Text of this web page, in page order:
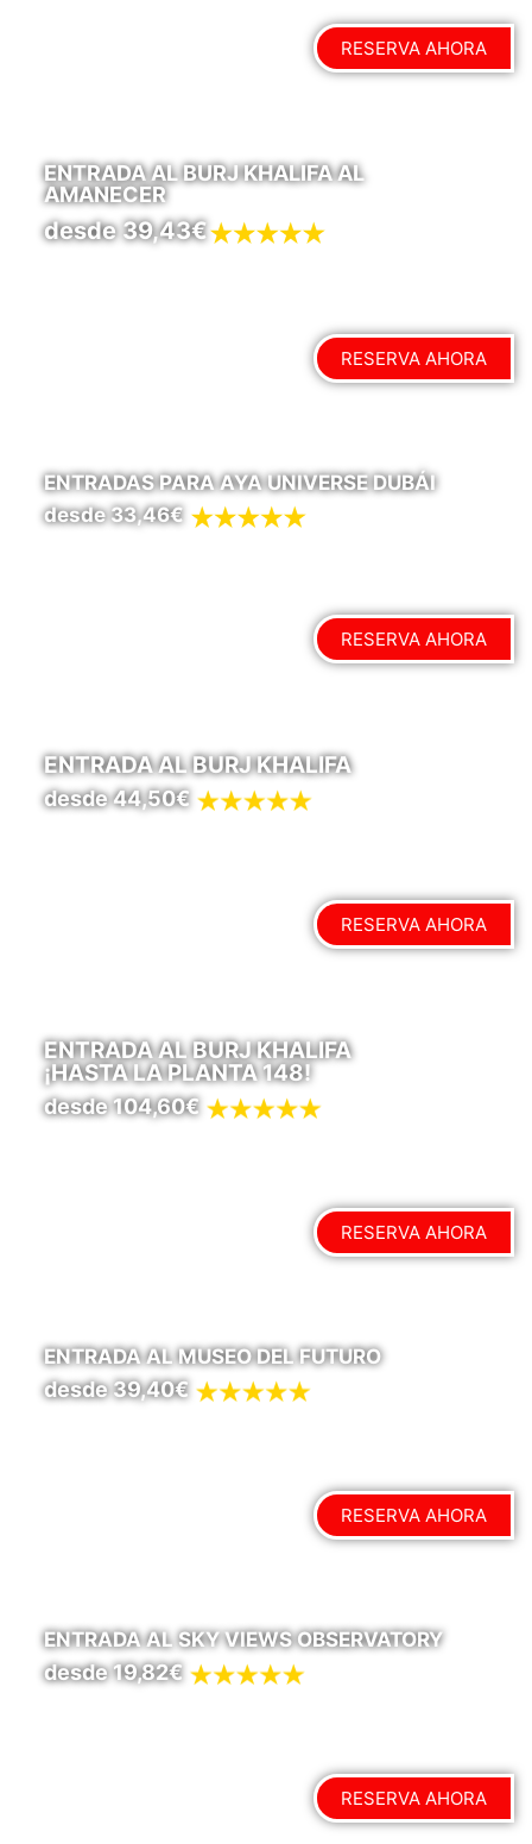
RESERVA AHORA
ENTRADA AL BURJ KHALIFA AL
AMANECER
desde 39,43€
RESERVA AHORA
ENTRADAS PARA AYA UNIVERSE DUBÁI
desde 33,46€
RESERVA AHORA
ENTRADA AL BURJ KHALIFA
desde 44,50€
RESERVA AHORA
ENTRADA AL BURJ KHALIFA
¡HASTA LA PLANTA 148!
desde 104,60€
RESERVA AHORA
ENTRADA AL MUSEO DEL FUTURO
desde 39,40€
RESERVA AHORA
ENTRADA AL SKY VIEWS OBSERVATORY
desde 19,82€
RESERVA AHORA